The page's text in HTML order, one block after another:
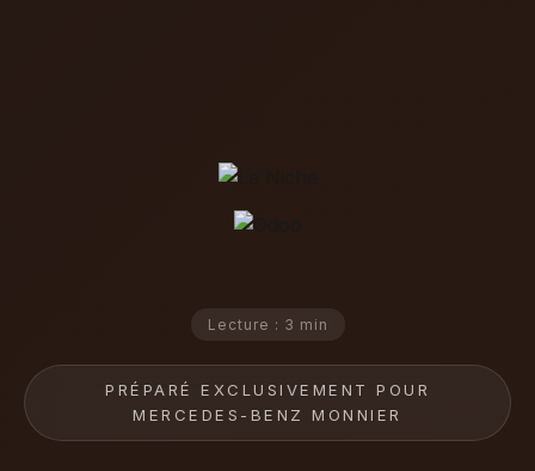
Lecture : 3 min
PRÉPARÉ EXCLUSIVEMENT POUR
MERCEDES-BENZ MONNIER